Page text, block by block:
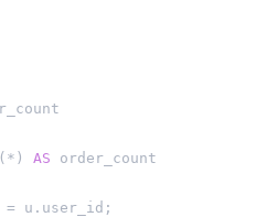
( * ) AS order_count
= u.user_id;